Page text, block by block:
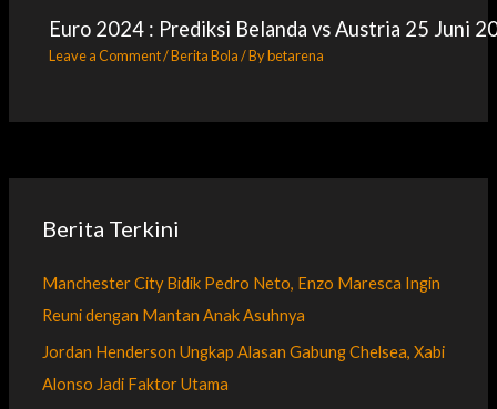
Euro 2024 : Prediksi Belanda vs Austria 25 Juni
Leave a Comment/Berita Bola/ Bybetarena
Berita Terkini
Manchester City Bidik Pedro Neto, Enzo Maresca Ingin
Reuni dengan Mantan Anak Asuhnya
Jordan Henderson Ungkap Alasan Gabung Chelsea, Xabi
Alonso Jadi Faktor Utama